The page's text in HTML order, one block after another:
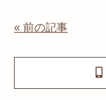
« 前の記事